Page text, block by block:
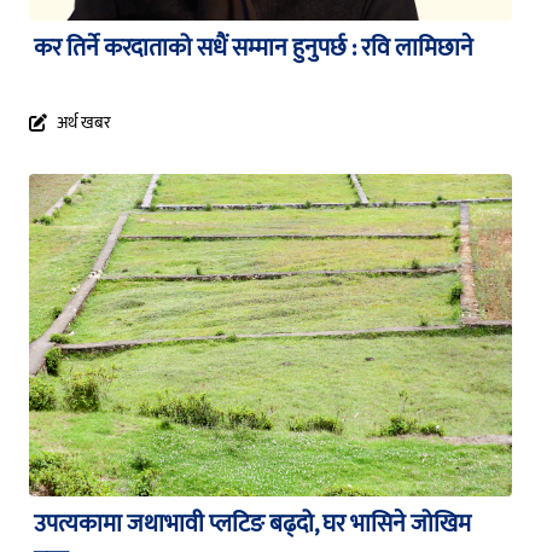
कर तिर्ने करदाताको सधैं सम्मान हुनुपर्छ : रवि लामिछाने
अर्थ खबर
उपत्यकामा जथाभावी प्लटिङ बढ्दो, घर भासिने जोखिम